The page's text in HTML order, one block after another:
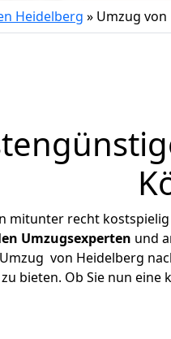
Heidelberg » Umzug
mitunter recht
Umzugsexperten und
von Heidelberg
bieten. Ob Sie nun